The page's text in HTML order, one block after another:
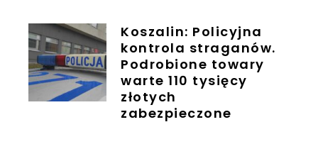
Koszalin: Policyjna
kontrola straganów.
Podrobione towary
warte 110 tysięcy
złotych
zabezpieczone